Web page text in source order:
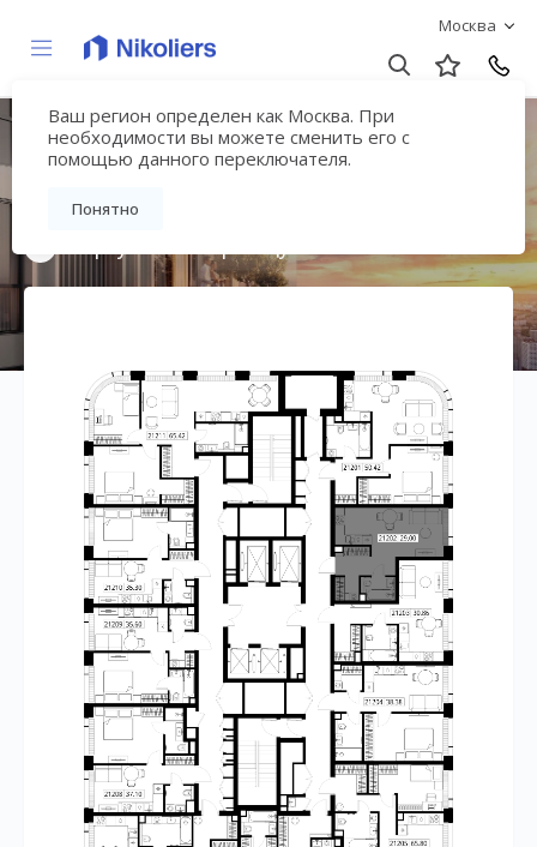
Москва
Ваш регион определен как Москва. При
необходимости вы можете сменить его с
помощью данного переключателя.
Понятно
Мультиквартал
«ВЕЕР»